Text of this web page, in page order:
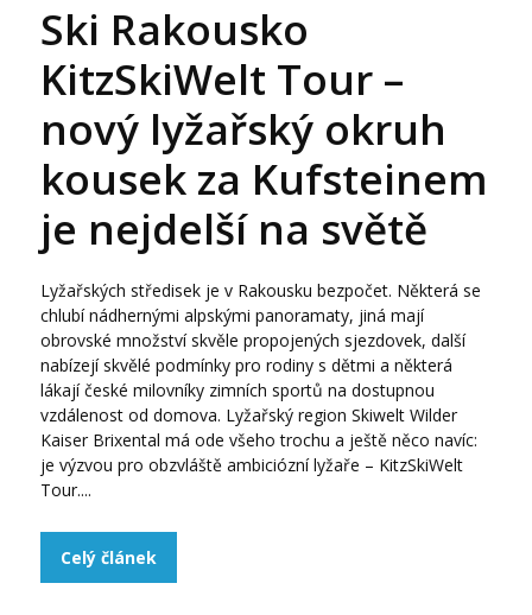
Ski Rakousko
KitzSkiWelt Tour –
nový lyžařský okruh
kousek za Kufsteinem
je nejdelší na světě
Lyžařských středisek je v Rakousku bezpočet. Některá se
chlubí nádhernými alpskými panoramaty, jiná mají
obrovské množství skvěle propojených sjezdovek, další
nabízejí skvělé podmínky pro rodiny s dětmi a některá
lákají české milovníky zimních sportů na dostupnou
vzdálenost od domova. Lyžařský region Skiwelt Wilder
Kaiser Brixental má ode všeho trochu a ještě něco navíc:
je výzvou pro obzvláště ambiciózní lyžaře – KitzSkiWelt
Tour....
Celý článek